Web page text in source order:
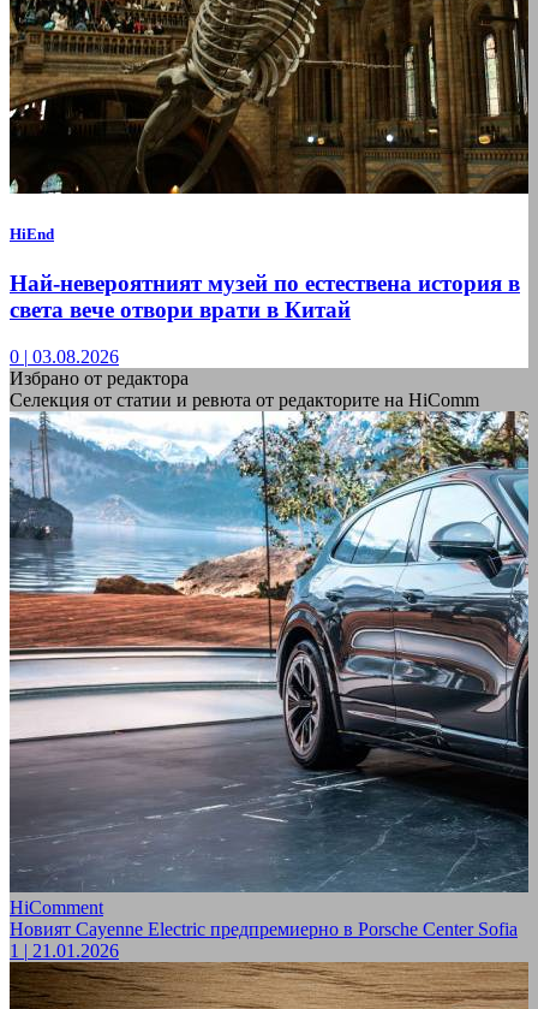
HiEnd
Най-невероятният музей по естествена история в
света вече отвори врати в Китай
0 | 03.08.2026
Избрано от редактора
Селекция от статии и ревюта от редакторите на HiComm
HiComment
Новият Cayenne Electric предпремиерно в Porsche Center Sofia
1 | 21.01.2026